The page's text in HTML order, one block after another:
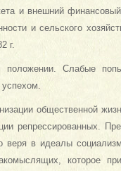
и внешний
и сельского
г.
Слабые
общественной
репрессированных.
в идеалы
которое